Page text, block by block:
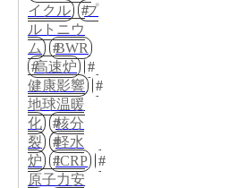
イクル
プ
ルトニウ
ム
BWR
高速炉
健康影響
地球温暖
化
核分
裂
軽水
炉
ICRP
原子力安